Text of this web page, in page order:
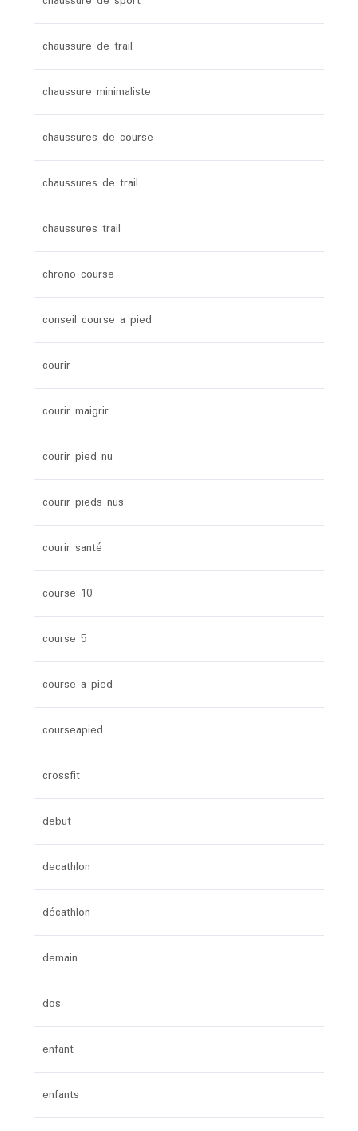
chaussure de trail
chaussure minimaliste
chaussures de course
chaussures de trail
chaussures trail
chrono course
conseil course a pied
courir
courir maigrir
courir pied nu
courir pieds nus
courir santé
course 10
course 5
course a pied
courseapied
crossfit
debut
decathlon
décathlon
demain
dos
enfant
enfants